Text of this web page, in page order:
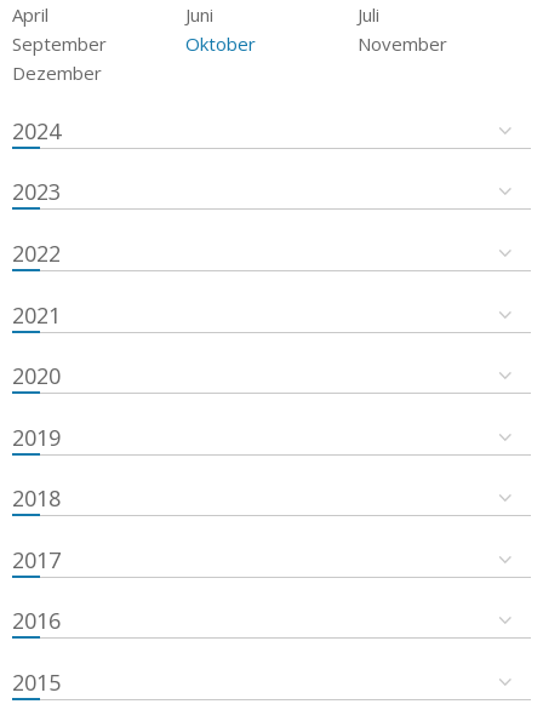
April
Juni
Juli
September
Oktober
November
Dezember
2024
2023
2022
2021
2020
2019
2018
2017
2016
2015